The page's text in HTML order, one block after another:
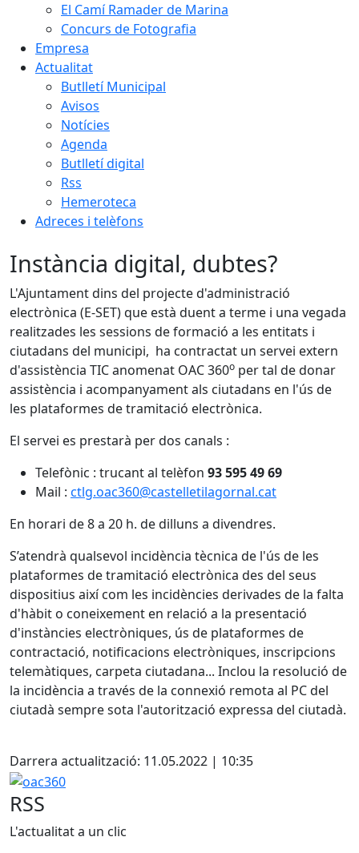
El Camí Ramader de Marina
Concurs de Fotografia
Empresa
Actualitat
Butlletí Municipal
Avisos
Notícies
Agenda
Butlletí digital
Rss
Hemeroteca
Adreces i telèfons
Instància digital, dubtes?
L'Ajuntament dins del projecte d'administració
electrònica (E-SET) que està duent a terme i una vegada
realitzades les sessions de formació a les entitats i
ciutadans del municipi, ha contractat un servei extern
d'assistència TIC anomenat OAC 360o per tal de donar
assistència i acompanyament als ciutadans en l'ús de
les plataformes de tramitació electrònica.
El servei es prestarà per dos canals :
Telefònic : trucant al telèfon 93 595 49 69
Mail : ctlg.oac360@castelletilagornal.cat
En horari de 8 a 20 h. de dilluns a divendres.
S’atendrà qualsevol incidència tècnica de l'ús de les
plataformes de tramitació electrònica des del seus
dispositius així com les incidències derivades de la falta
d'hàbit o coneixement en relació a la presentació
d'instàncies electròniques, ús de plataformes de
contractació, notificacions electròniques, inscripcions
telemàtiques, carpeta ciutadana... Inclou la resolució de
la incidència a través de la connexió remota al PC del
ciutadà sempre sota l'autorització expressa del ciutadà.
Darrera actualització: 11.05.2022 | 10:35
oac360
RSS
L'actualitat a un clic